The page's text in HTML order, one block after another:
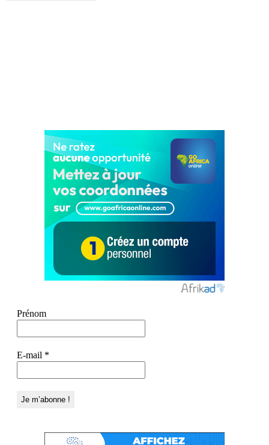
Prénom
E-mail *